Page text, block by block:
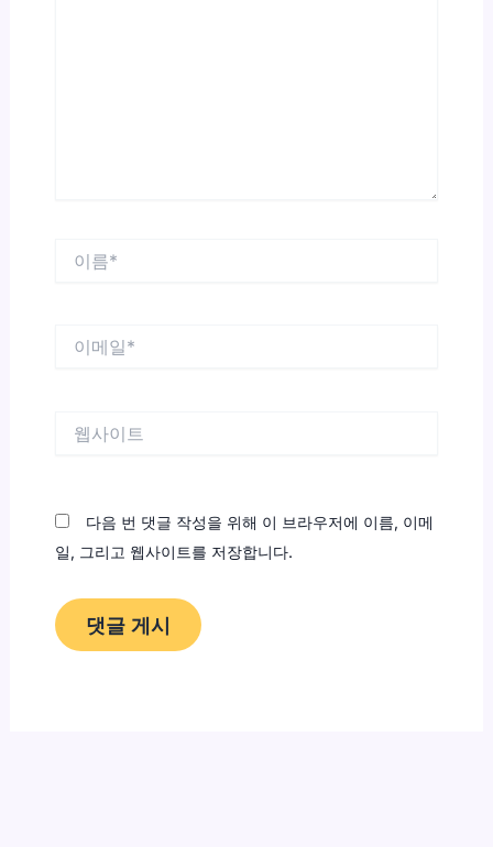
다음 번 댓글 작성을 위해 이 브라우저에 이름, 이메
일, 그리고 웹사이트를 저장합니다.